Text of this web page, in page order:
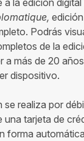
Podrás
de la
a más de 20
dispositivo.
se realiza por
una tarjeta de
forma